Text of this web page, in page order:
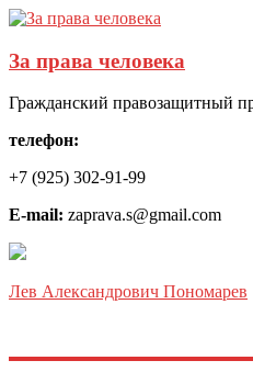
За права человека
Гражданский правозащитный
телефон:
+7 (925) 302-91-99
E-mail: zaprava.s@gmail.com
Лев Александрович Пономарев